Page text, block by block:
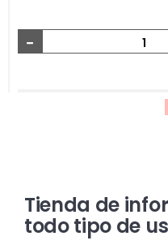
-
Tienda de
todo tipo de